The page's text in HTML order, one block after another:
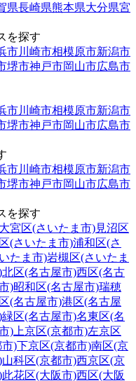
県長崎県熊本県大分県宮
を探す
市川崎市相模原市新潟市
堺市神戸市岡山市広島市
市川崎市相模原市新潟市
堺市神戸市岡山市広島市
市川崎市相模原市新潟市
堺市神戸市岡山市広島市
を探す
大宮区(さいたま市)見沼区
(さいたま市)浦和区(さ
たま市)岩槻区(さいたま
北区(名古屋市)西区(名古
)昭和区(名古屋市)瑞穂
(名古屋市)港区(名古屋
緑区(名古屋市)名東区(名
) 上京区(京都市)左京区
)下京区(京都市)南区(京
山科区(京都市)西京区(京
此花区(大阪市)西区(大阪